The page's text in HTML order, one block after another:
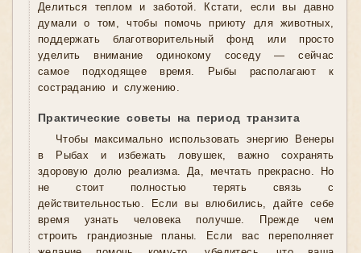
Делиться теплом и заботой. Кстати, если вы давно
думали о том, чтобы помочь приюту для животных,
поддержать благотворительный фонд или просто
уделить внимание одинокому соседу — сейчас
самое подходящее время. Рыбы располагают к
состраданию и служению.
Практические советы на период транзита
Чтобы максимально использовать энергию Венеры
в Рыбах и избежать ловушек, важно сохранять
здоровую долю реализма. Да, мечтать прекрасно. Но
не стоит полностью терять связь с
действительностью. Если вы влюбились, дайте себе
время узнать человека получше. Прежде чем
строить грандиозные планы. Если вас переполняет